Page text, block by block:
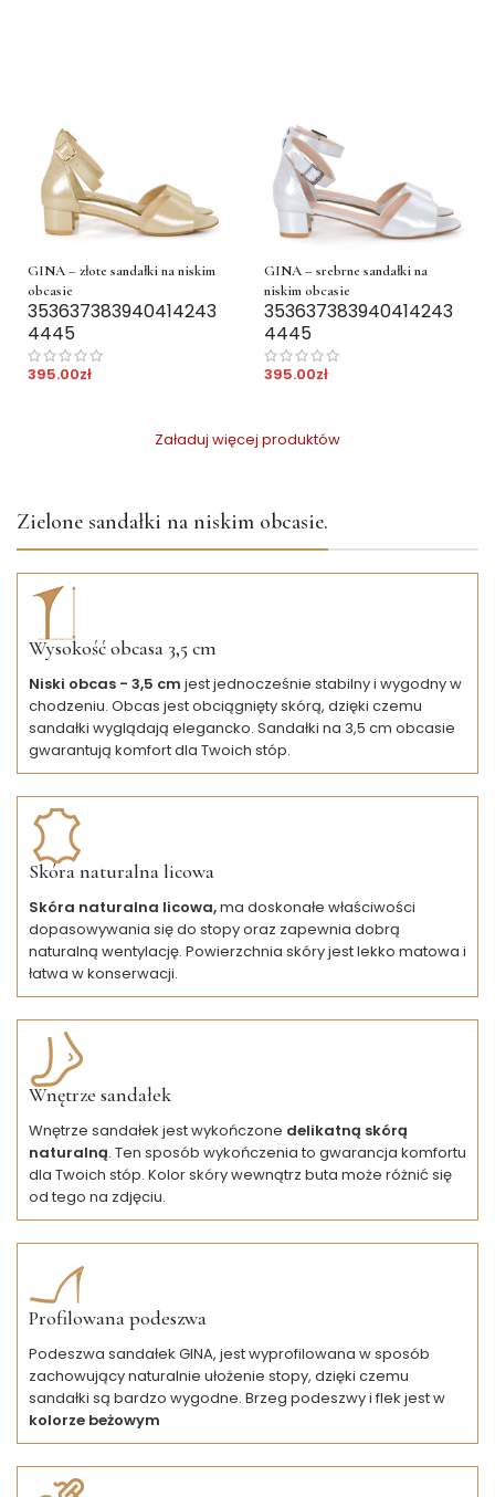
GINA – złote sandałki na niskim
obcasie
353637383940414243
4445
395.00zł
GINA – srebrne sandałki na
niskim obcasie
353637383940414243
4445
395.00zł
Załaduj więcej produktów
Zielone sandałki na niskim obcasie.
Wysokość obcasa 3,5 cm
Niski obcas - 3,5 cm jest jednocześnie stabilny i wygodny w
chodzeniu. Obcas jest obciągnięty skórą, dzięki czemu
sandałki wyglądają elegancko. Sandałki na 3,5 cm obcasie
gwarantują komfort dla Twoich stóp.
Skóra naturalna licowa
Skóra naturalna licowa,ma doskonałe właściwości
dopasowywania się do stopy oraz zapewnia dobrą
naturalną wentylację. Powierzchnia skóry jest lekko matowa i
łatwa w konserwacji.
Wnętrze sandałek
Wnętrze sandałek jest wykończone delikatną skórą
naturalną. Ten sposób wykończenia to gwarancja komfortu
dla Twoich stóp. Kolor skóry wewnątrz buta może różnić się
od tego na zdjęciu.
Profilowana podeszwa
Podeszwa sandałek GINA, jest wyprofilowana w sposób
zachowujący naturalnie ułożenie stopy, dzięki czemu
sandałki są bardzo wygodne. Brzeg podeszwy i flek jest w
kolorze beżowym